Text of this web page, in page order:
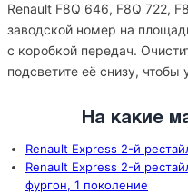
Renault F8Q 646, F8Q 722,
заводской номер на
с коробкой передач.
подсветите её снизу, чтобы
На какие
Renault Express 2-й
Renault Express 2-й
фургон, 1 поколение